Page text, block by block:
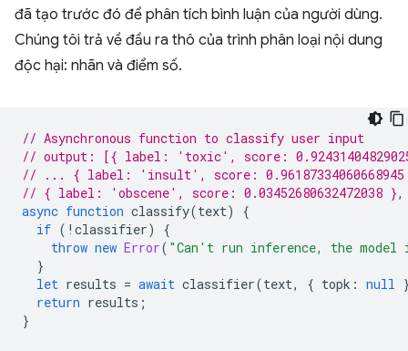
đã tạo trước đó để phân tích bình luận của người dùng.
Chúng tôi trả về đầu ra thô của trình phân loại nội dung
độc hại: nhãn và điểm số.
// Asynchronous function to classify user input
// output: [{ label: 'toxic', score:
// ... { label: 'insult', score:
// { label: 'obscene', score: 0.03452680632472038
async function classify(text)
{
if ( ! classifier)
{
throw new Error( "Can't run inference, the
}
let results = await classifier(text, { topk : null
return results ;
}